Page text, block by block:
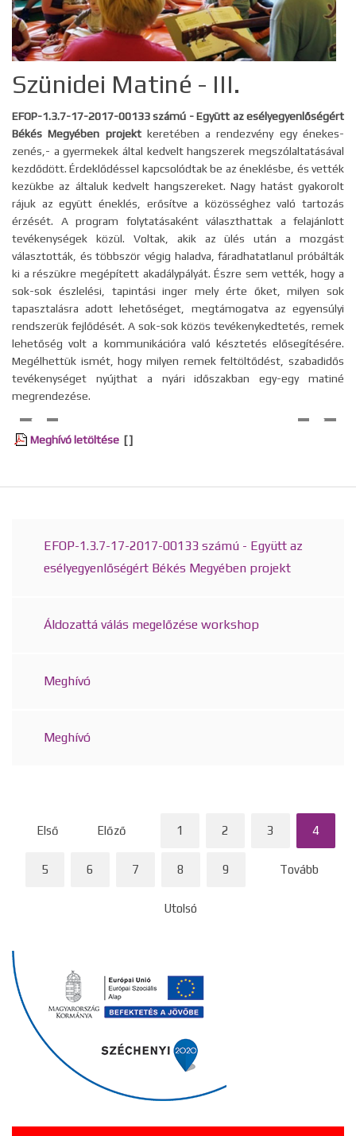
Szünidei Matiné - III.
EFOP-1.3.7-17-2017-00133 számú - Együtt az esélyegyenlőségért
Békés Megyében projekt keretében a rendezvény egy énekes-
zenés,- a gyermekek által kedvelt hangszerek megszólaltatásával
kezdődött. Érdeklődéssel kapcsolódtak be az éneklésbe, és vették
kezükbe az általuk kedvelt hangszereket. Nagy hatást gyakorolt
rájuk az együtt éneklés, erősítve a közösséghez való tartozás
érzését. A program folytatásaként választhattak a felajánlott
tevékenységek közül. Voltak, akik az ülés után a mozgást
választották, és többször végig haladva, fáradhatatlanul próbálták
ki a részükre megépített akadálypályát. Észre sem vették, hogy a
sok-sok észlelési, tapintási inger mely érte őket, milyen sok
tapasztalásra adott lehetőséget, megtámogatva az egyensúlyi
rendszerük fejlődését. A sok-sok közös tevékenykedtetés, remek
lehetőség volt a kommunikációra való késztetés elősegítésére.
Megélhettük ismét, hogy milyen remek feltöltődést, szabadidős
tevékenységet nyújthat a nyári időszakban egy-egy matiné
megrendezése.
Meghívó letöltése [ ]
EFOP-1.3.7-17-2017-00133 számú - Együtt az
esélyegyenlőségért Békés Megyében projekt
Áldozattá válás megelőzése workshop
Meghívó
Meghívó
Első Előző 1 2 3 4
5 6 7 8 9 Tovább
Utolsó